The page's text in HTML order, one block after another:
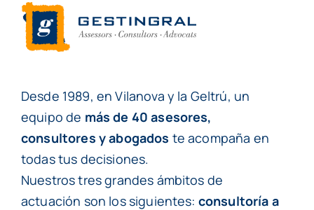
Desde 1989, en Vilanova y la Geltrú, un
equipo de más de 40 asesores,
consultores y abogados te acompaña en
todas tus decisiones.
Nuestros tres grandes ámbitos de
actuación son los siguientes: consultoría a